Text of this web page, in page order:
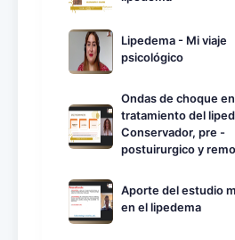
Lipedema - Mi viaje
psicológico
Ondas de choque
tratamiento del
Conservador, pre -
postuirurgico y
Aporte del estudio
en el lipedema